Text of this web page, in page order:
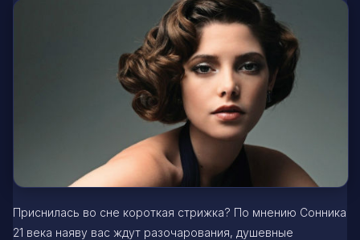
Приснилась во сне короткая стрижка? По мнению Сонника
21 века наяву вас ждут разочарования, душевные